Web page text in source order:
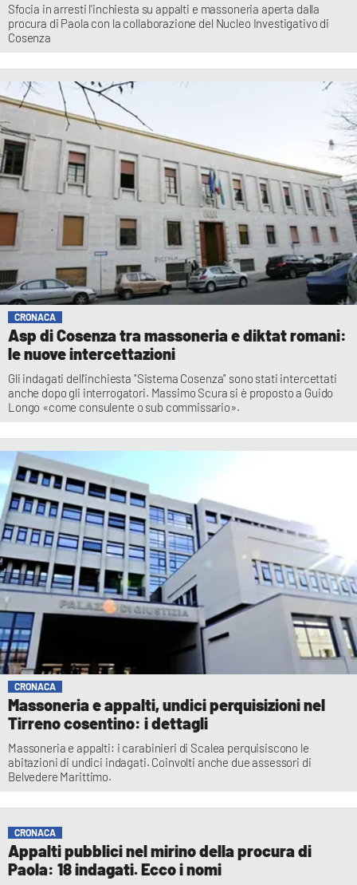
Sfocia in arresti l'inchiesta su appalti e massoneria aperta dalla
procura di Paola con la collaborazione del Nucleo Investigativo di
Cosenza
CRONACA
Asp di Cosenza tra massoneria e diktat romani:
le nuove intercettazioni
Gli indagati dell'inchiesta "Sistema Cosenza" sono stati intercettati
anche dopo gli interrogatori. Massimo Scura si è proposto a Guido
Longo «come consulente o sub commissario».
CRONACA
Massoneria e appalti, undici perquisizioni nel
Tirreno cosentino: i dettagli
Massoneria e appalti: i carabinieri di Scalea perquisiscono le
abitazioni di undici indagati. Coinvolti anche due assessori di
Belvedere Marittimo.
CRONACA
Appalti pubblici nel mirino della procura di
Paola: 18 indagati. Ecco i nomi